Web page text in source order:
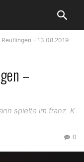
– 13.08.2019
–
spielte im franz. K
0